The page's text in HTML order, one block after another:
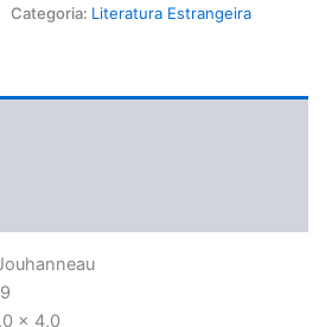
Categoria: Literatura Estrangeira
x 4,0